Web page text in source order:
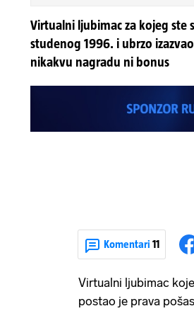
Virtualni ljubimac za kojeg
studenog 1996. i ubrzo
nikakvu nagradu ni bonus
Komentari 11
Virtualni ljubimac
postao je prava